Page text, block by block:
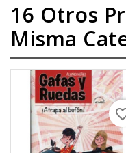
16 Otros
Misma